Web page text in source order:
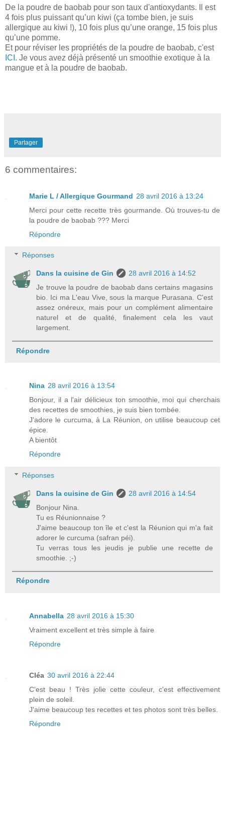
De la poudre de baobab pour son taux d'antioxydants. Il est
4 fois plus puissant qu’un kiwi (ça tombe bien, je suis
allergique au kiwi !), 10 fois plus qu’une orange, 15 fois plus
qu’une pomme.
Et pour réviser les propriétés de la poudre de baobab, c'est
ICI. Je vous avez déjà présenté un smoothie exotique à la
mangue et à la poudre de baobab.
Partager
6 commentaires:
Marie L / Allergique Gourmand 28 avril 2016 à 13:24
Merci pour cette recette très gourmande. Où trouves-tu de
la poudre de baobab ??? Merci
Répondre
Réponses
Dans la cuisine de Gin
28 avril 2016 à 14:52
Je trouve la poudre de baobab dans certains magasins
bio. Ici ma L'eau Vive, sous la marque Purasana. C'est
assez onéreux, mais pour un complément alimentaire
naturel et de qualité, finalement cela les vaut
largement.
Répondre
Nina 28 avril 2016 à 13:54
Bonjour, il a l'air délicieux ton smoothie, moi qui cherchais
des recettes de smoothies, je suis bien tombée.
J'adore le curcuma, à La Réunion, on utilise beaucoup cet
épice.
A bientôt
Répondre
Réponses
Dans la cuisine de Gin
28 avril 2016 à 14:54
Bonjour Nina.
Tu es Réunionnaise ?
J'aime beaucoup ton île et c'est la Réunion qui m'a fait
adorer le curcuma (safran péi).
Tu verras tous les jeudis je publie une recette de
smoothie. ;-)
Répondre
Annabella 28 avril 2016 à 15:30
Vraiment excellent et très simple à faire
Répondre
Cléa 30 avril 2016 à 22:44
C'est beau ! Très jolie cette couleur, c'est effectivement
plein de soleil.
J'aime beaucoup tes recettes et tes photos sont très belles.
Répondre